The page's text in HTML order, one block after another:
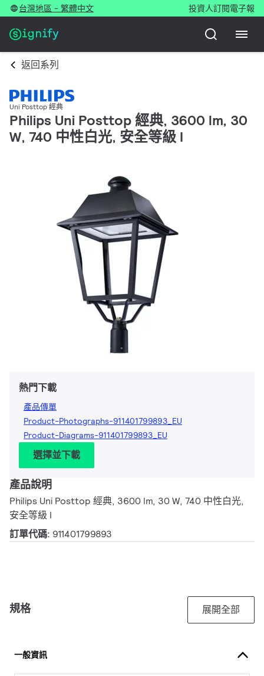
台灣地區 - 繁體中文 投資人訂閱電子報
返回系列
Uni Posttop 經典
Philips Uni Posttop 經典, 3600 lm, 30
W, 740 中性白光, 安全等級 I
熱門下載
產品傳單
Product-Photographs-911401799893_EU
Product-Diagrams-911401799893_EU
選擇並下載
產品說明
Philips Uni Posttop 經典, 3600 lm, 30 W, 740 中性白光,
安全等級 I
訂單代碼: 911401799893
規格 展開全部
一般資訊